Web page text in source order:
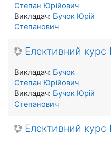
Степан Юрійович
Викладач: Бучок Юрій
Степанович
Елективний курс
Викладач: Бучок
Степан Юрійович
Викладач: Бучок Юрій
Степанович
Елективний курс